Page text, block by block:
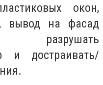
окон,
вывод на фасад
разрушать
и достраивать/